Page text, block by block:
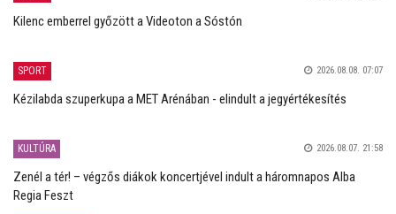
Kilenc emberrel győzött a Videoton a Sóstón
SPORT 2026.08.08. 07:07
Kézilabda szuperkupa a MET Arénában - elindult a jegyértékesítés
KULTÚRA 2026.08.07. 21:58
Zenél a tér! – végzős diákok koncertjével indult a háromnapos Alba
Regia Feszt